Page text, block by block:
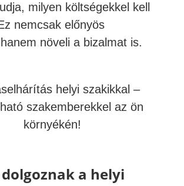
milyen költségekkel kell
nemcsak előnyös
növeli a bizalmat is.
helyi szakikkal –
szakemberekkel az ön
környékén!
a helyi